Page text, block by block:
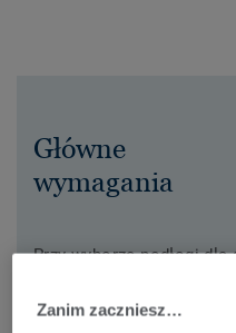
Główne
wymagania
Przy wyborze podłogi
Zanim zaczniesz…